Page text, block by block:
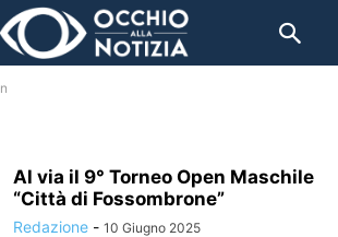
Al via il 9° Torneo Open Maschile
“Città di Fossombrone”
Redazione - 10 Giugno 2025